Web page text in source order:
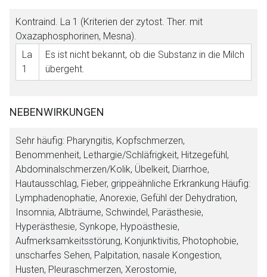
Kontraind. La 1 (Kriterien der zytost. Ther. mit
Oxazaphosphorinen, Mesna).
La
1
Es ist nicht bekannt, ob die Substanz in die Milch
übergeht.
NEBENWIRKUNGEN
Sehr häufig: Pharyngitis, Kopfschmerzen,
Benommenheit, Lethargie/Schläfrigkeit, Hitzegefühl,
Abdominalschmerzen/Kolik, Übelkeit, Diarrhoe,
Hautausschlag, Fieber, grippeähnliche Erkrankung Häufig:
Lymphadenophatie, Anorexie, Gefühl der Dehydration,
Insomnia, Albträume, Schwindel, Parästhesie,
Hyperästhesie, Synkope, Hypoästhesie,
Aufmerksamkeitsstörung, Konjunktivitis, Photophobie,
unscharfes Sehen, Palpitation, nasale Kongestion,
Husten, Pleuraschmerzen, Xerostomie,